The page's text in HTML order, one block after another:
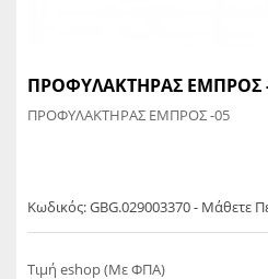
ΠΡΟΦΥΛΑΚΤΗΡΑΣ ΕΜΠΡΟΣ -
ΠΡΟΦΥΛΑΚΤΗΡΑΣ ΕΜΠΡΟΣ -05
Κωδικός: GBG.029003370 - Μάθετε
Τιμή eshop (Με ΦΠΑ)